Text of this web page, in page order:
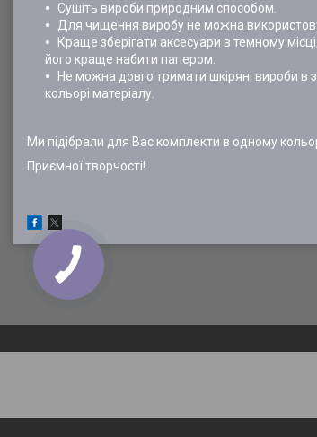
Сушіть вироби природним способом.
Для чищення виробу не можна
Краще зберігати аксесуари в темному
його краще набити папером.
Не можна довго тримати шкіряні вироби в
кольорі матеріалу.
Ми підібрали для Вас комплекти в одному
Приємної творчості!